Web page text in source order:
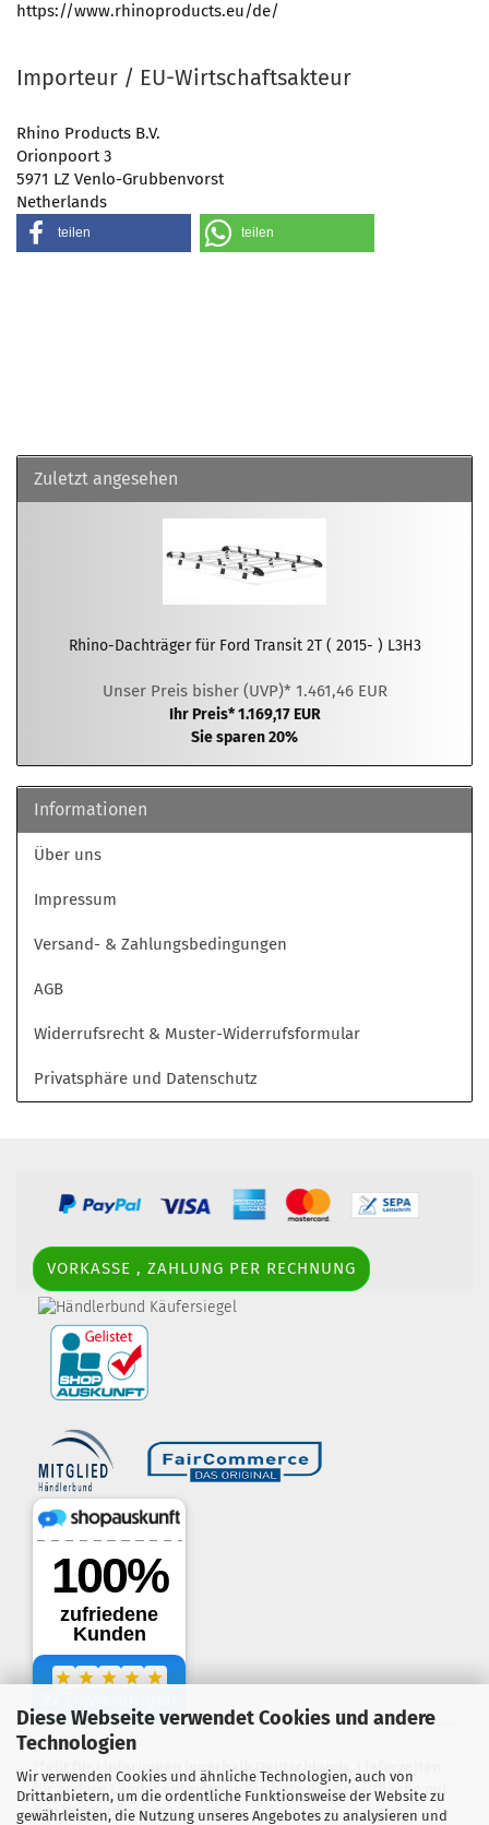
Diese Webseite verwendet Cookies und andere
Technologien
Wir verwenden Cookies und ähnliche Technologien, auch von
Drittanbietern, um die ordentliche Funktionsweise der Website zu
gewährleisten, die Nutzung unseres Angebotes zu analysieren und
https://www.rhinoproducts.eu/de/
Importeur / EU-Wirtschaftsakteur
Rhino Products B.V.
Orionpoort 3
5971 LZ Venlo-Grubbenvorst
Netherlands
teilen teilen
Zuletzt angesehen
Rhino-Dachträger für Ford Transit 2T ( 2015- ) L3H3
Unser Preis bisher (UVP)* 1.461,46 EUR
Ihr Preis* 1.169,17 EUR
Sie sparen 20%
Informationen
Über uns
Impressum
Versand- & Zahlungsbedingungen
AGB
Widerrufsrecht & Muster-Widerrufsformular
Privatsphäre und Datenschutz
VORKASSE , ZAHLUNG PER RECHNUNG
.
**gilt für Lieferungen innerhalb Deutschlands, Lieferzeiten
für andere Länder entnehmen Sie bitte der Schaltfläche mit
den Versandinformationen